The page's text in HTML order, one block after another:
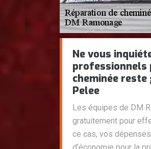
Ne vous
professionnels
cheminée reste
Pelee
Les équipes de DM
gratuitement pour
ce cas, vos